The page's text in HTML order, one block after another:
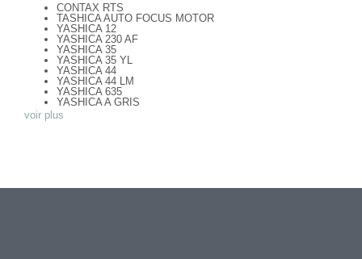
CONTAX RTS
TASHICA AUTO FOCUS MOTOR
YASHICA 12
YASHICA 230 AF
YASHICA 35
YASHICA 35 YL
YASHICA 44
YASHICA 44 LM
YASHICA 635
YASHICA A GRIS
YASHICA A NOIR
YASHICA AF J
YASHICA ELECTRO 35
voir plus